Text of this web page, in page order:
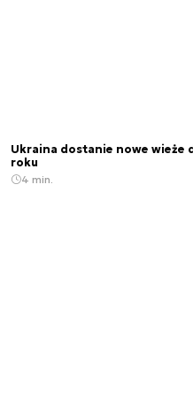
Ukraina dostanie nowe wieże
roku
4 min.